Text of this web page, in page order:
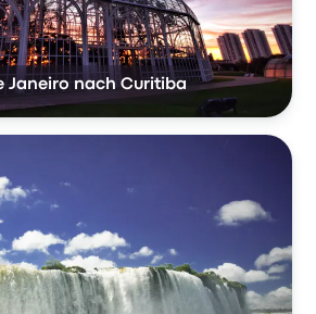
Janeiro nach Curitiba